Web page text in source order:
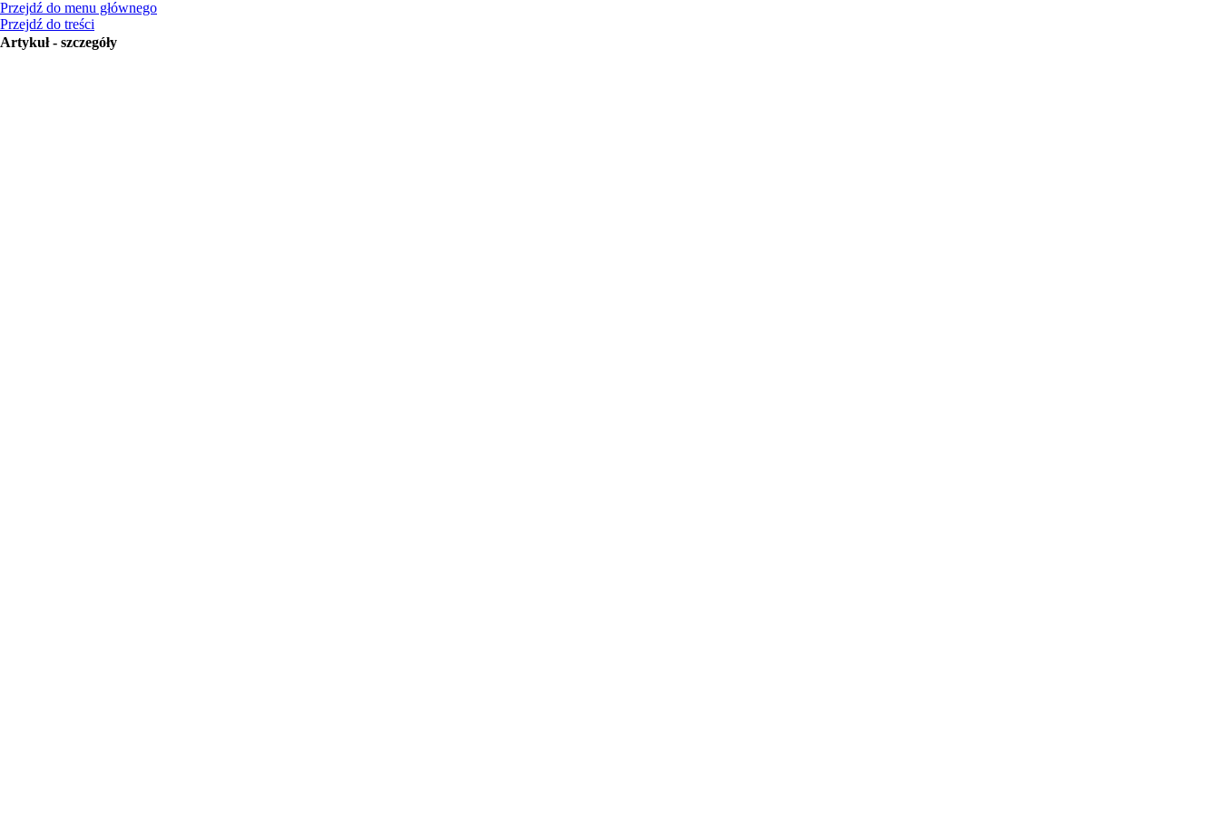
Przejdź do menu głównego
Przejdź do treści
Artykuł - szczegóły